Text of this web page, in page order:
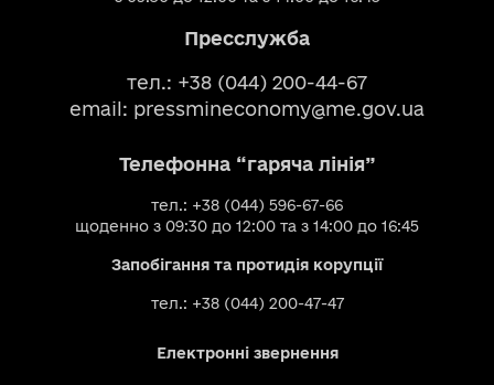
Пресслужба
тел.: +38 (044) 200-44-67
email: pressmineconomy@me.gov.ua
Телефонна “гаряча лінія”
тел.: +38 (044) 596-67-66
щоденно з 09:30 до 12:00 та з 14:00 до 16:45
Запобігання та протидія корупції
тел.: +38 (044) 200-47-47
Електронні звернення